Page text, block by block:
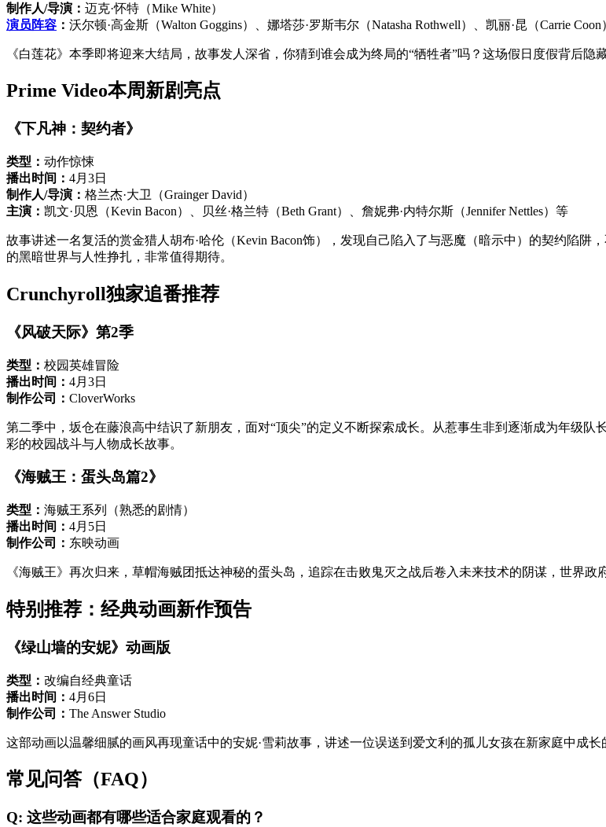
制作人/导演： 迈克·怀特（Mike White）
演员阵容 ： 沃尔顿·高金斯（Walton Goggins）、娜塔莎·罗斯韦尔（Natasha Rothwell）、凯丽·昆（Carrie Coon
《白莲花》本季即将迎来大结局，故事发人深省，你猜到谁会成为终局的“牺牲者”吗？这场假日度假背后隐
Prime Video本周新剧亮点
《下凡神：契约者》
类型： 动作惊悚
播出时间： 4月3日
制作人/导演： 格兰杰·大卫（Grainger David）
主演： 凯文·贝恩（Kevin Bacon）、贝丝·格兰特（Beth Grant）、詹妮弗·内特尔斯（Jennifer Nettles）等
故事讲述一名复活的赏金猎人胡布·哈伦（Kevin Bacon饰），发现自己陷入了与恶魔（暗示中）的契约陷
的黑暗世界与人性挣扎，非常值得期待。
Crunchyroll独家追番推荐
《风破天际》第2季
类型： 校园英雄冒险
播出时间： 4月3日
制作公司： CloverWorks
第二季中，坂仓在藤浪高中结识了新朋友，面对“顶尖”的定义不断探索成长。从惹事生非到逐渐成为年级
彩的校园战斗与人物成长故事。
《海贼王：蛋头岛篇2》
类型： 海贼王系列（熟悉的剧情）
播出时间： 4月5日
制作公司： 东映动画
《海贼王》再次归来，草帽海贼团抵达神秘的蛋头岛，追踪在击败鬼灭之战后卷入未来技术的阴谋，世界
特别推荐：经典动画新作预告
《绿山墙的安妮》动画版
类型： 改编自经典童话
播出时间： 4月6日
制作公司： The Answer Studio
这部动画以温馨细腻的画风再现童话中的安妮·雪莉故事，讲述一位误送到爱文利的孤儿女孩在新家庭中成
常见问答（FAQ）
Q: 这些动画都有哪些适合家庭观看的？